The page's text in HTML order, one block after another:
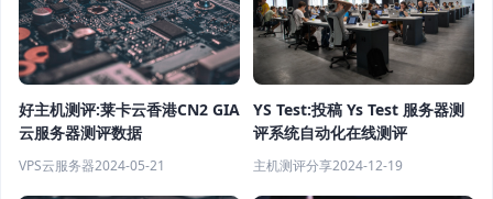
好主机测评:莱卡云香港CN2 GIA
云服务器测评数据
VPS云服务器2024-05-21
YS Test:投稿 Ys Test 服务器测
评系统自动化在线测评
主机测评分享2024-12-19